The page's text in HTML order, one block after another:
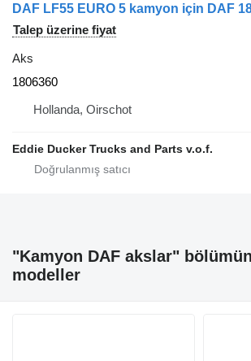
Talep üzerine fiyat
Aks
1806360
Hollanda, Oirschot
Eddie Ducker Trucks and Parts v.o.f.
"Kamyon DAF akslar"
modeller